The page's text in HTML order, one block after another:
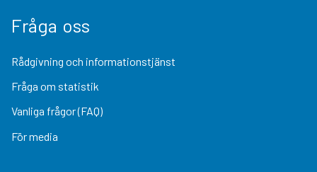
Fråga oss
Rådgivning och informationstjänst
Fråga om statistik
Vanliga frågor (FAQ)
För media